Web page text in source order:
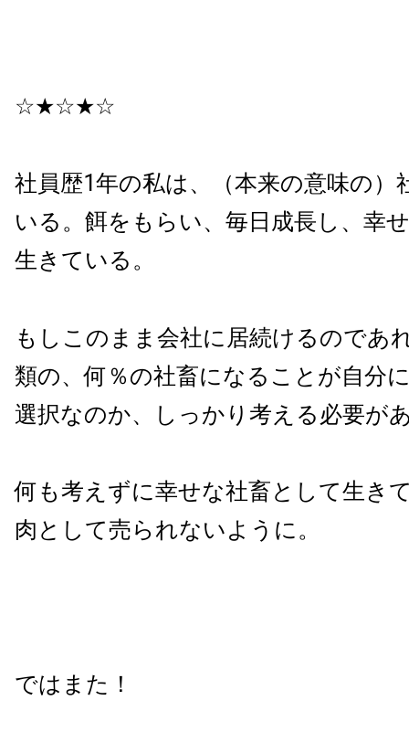
☆★☆★☆
社員歴1年の私は、（本来の意味の）
いる。餌をもらい、毎日成長し、幸
生きている。
もしこのまま会社に居続けるのであ
類の、何％の社畜になることが自分
選択なのか、しっかり考える必要が
何も考えずに幸せな社畜として生き
肉として売られないように。
ではまた！